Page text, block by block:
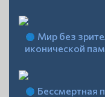
Мир без
иконической
Бессмертная